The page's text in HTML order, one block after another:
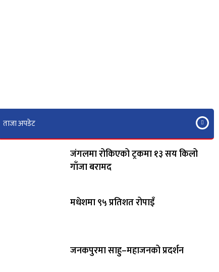
ताजा अपडेट
जंगलमा रोकिएको ट्रकमा १३ सय किलो
गाँजा बरामद
मधेशमा ९५ प्रतिशत रोपाइँ
जनकपुरमा साहु–महाजनको प्रदर्शन